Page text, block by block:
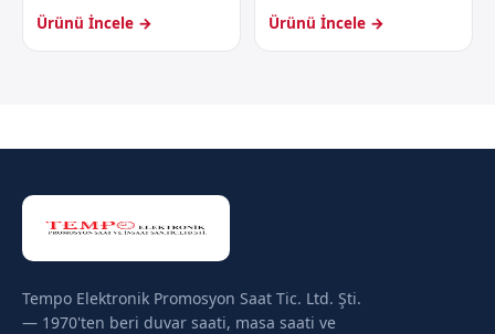
Ürünü İncele → Ürünü İncele →
Tempo Elektronik Promosyon Saat Tic. Ltd. Şti.
— 1970'ten beri duvar saati, masa saati ve